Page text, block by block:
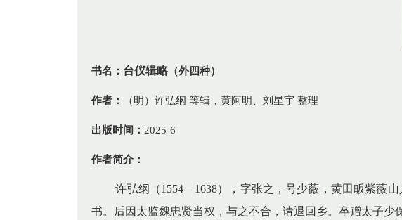
书名： 台仪辑略 （外四种）
作者： （明）许弘纲 等辑，黄阿明、刘星宇 整理
出版时间：2025-6
作者简介：
许弘纲（1554—1638），字张之，号少薇，黄田畈紫薇
书。后因太监魏忠贤当权，与之不合，请退回乡。卒赠太子少